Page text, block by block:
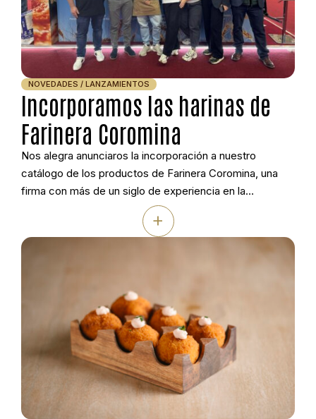
Incorporamos las harinas de
Farinera Coromina
NOVEDADES / LANZAMIENTOS
Nos alegra anunciaros la incorporación a nuestro
catálogo de los productos de Farinera Coromina, una
firma con más de un siglo de experiencia en la
molturación del trigo y un compromiso firme con la
calidad, la trazabilidad y la sostenibilidad. Su molino,
situado en Banyoles (Girona), combina la tradición
+